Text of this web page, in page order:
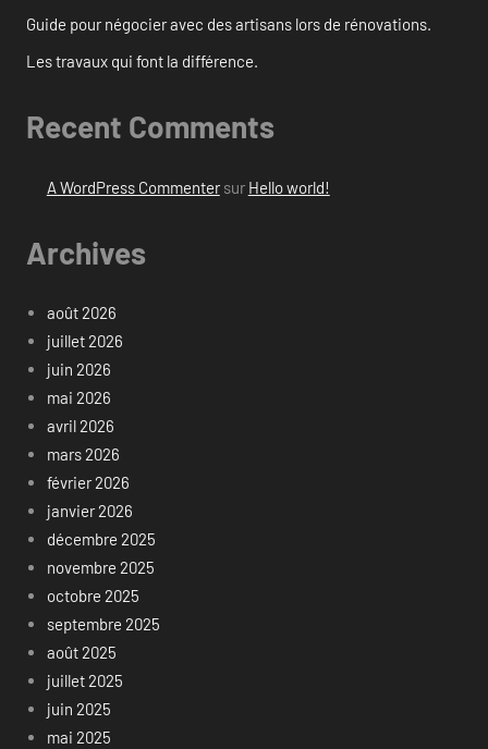
Guide pour négocier avec des artisans lors de rénovations.
Les travaux qui font la différence.
Recent Comments
A WordPress Commentersur Hello world!
Archives
août 2026
juillet 2026
juin 2026
mai 2026
avril 2026
mars 2026
février 2026
janvier 2026
décembre 2025
novembre 2025
octobre 2025
septembre 2025
août 2025
juillet 2025
juin 2025
mai 2025